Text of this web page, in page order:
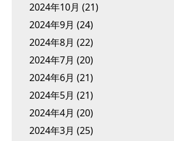
2024年10月 (21)
2024年9月 (24)
2024年8月 (22)
2024年7月 (20)
2024年6月 (21)
2024年5月 (21)
2024年4月 (20)
2024年3月 (25)